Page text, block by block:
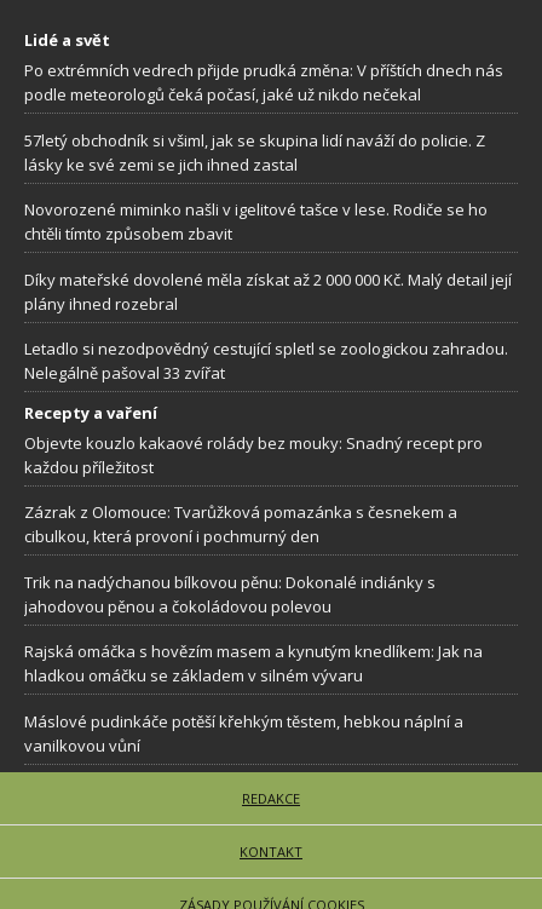
Lidé a svět
Po extrémních vedrech přijde prudká změna: V příštích dnech nás
podle meteorologů čeká počasí, jaké už nikdo nečekal
57letý obchodník si všiml, jak se skupina lidí naváží do policie. Z
lásky ke své zemi se jich ihned zastal
Novorozené miminko našli v igelitové tašce v lese. Rodiče se ho
chtěli tímto způsobem zbavit
Díky mateřské dovolené měla získat až 2 000 000 Kč. Malý detail její
plány ihned rozebral
Letadlo si nezodpovědný cestující spletl se zoologickou zahradou.
Nelegálně pašoval 33 zvířat
Recepty a vaření
Objevte kouzlo kakaové rolády bez mouky: Snadný recept pro
každou příležitost
Zázrak z Olomouce: Tvarůžková pomazánka s česnekem a
cibulkou, která provoní i pochmurný den
Trik na nadýchanou bílkovou pěnu: Dokonalé indiánky s
jahodovou pěnou a čokoládovou polevou
Rajská omáčka s hovězím masem a kynutým knedlíkem: Jak na
hladkou omáčku se základem v silném vývaru
Máslové pudinkáče potěší křehkým těstem, hebkou náplní a
vanilkovou vůní
REDAKCE
KONTAKT
ZÁSADY POUŽÍVÁNÍ COOKIES